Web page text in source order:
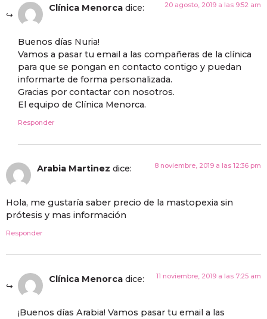
Clínica Menorca dice: 20 agosto, 2019 a las 9:52 am
Buenos días Nuria!
Vamos a pasar tu email a las compañeras de la clínica
para que se pongan en contacto contigo y puedan
informarte de forma personalizada.
Gracias por contactar con nosotros.
El equipo de Clínica Menorca.
Responder
Arabia Martinez dice: 8 noviembre, 2019 a las 12:36 pm
Hola, me gustaría saber precio de la mastopexia sin
prótesis y mas información
Responder
Clínica Menorca dice: 11 noviembre, 2019 a las 7:25 am
¡Buenos días Arabia! Vamos pasar tu email a las